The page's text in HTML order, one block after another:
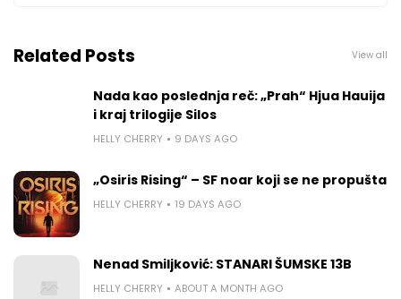
Related Posts View all
Nada kao poslednja reč: „Prah“ Hjua Hauija
i kraj trilogije Silos
HELLY CHERRY 9 DAYS AGO
„Osiris Rising“ – SF noar koji se ne propušta
HELLY CHERRY 19 DAYS AGO
Nenad Smiljković: STANARI ŠUMSKE 13B
HELLY CHERRY ABOUT A MONTH AGO